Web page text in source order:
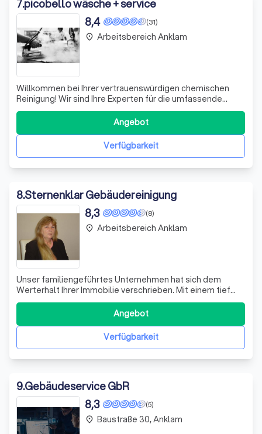
7.picobello wäsche + service
(31)
8,4
Willkommen bei Ihrer vertrauenswürdigen chemischen
Reinigung! Wir sind Ihre Experten für die umfassende
Reinigung und Pflege von Textilien. Mit Leidenschaft und
Fachwissen kümmern wir uns um Ihre Wäsche – sei es
Waschen, Trocknen, Mangeln oder Bügeln. Unser Ziel ist
es, Ihnen einen erstklassigen Ser
Verfügbarkeit
Angebot
place Arbeitsbereich Anklam
8.Sternenklar Gebäudereinigung
(8)
8,3
Unser familiengeführtes Unternehmen hat sich dem
Werterhalt Ihrer Immobilie verschrieben. Mit einem tief
verwurzelten Verständnis für die Bedürfnisse unserer
Kunden bieten wir maßgeschneiderte Lösungen, die
präzise auf Ihre Anforderungen zugeschnitten sind. Unser
Team aus hochqualifizierten Fachleut
Verfügbarkeit
Angebot
place Arbeitsbereich Anklam
9.Gebäudeservice GbR
(5)
8,3
place Baustraße 30, Anklam